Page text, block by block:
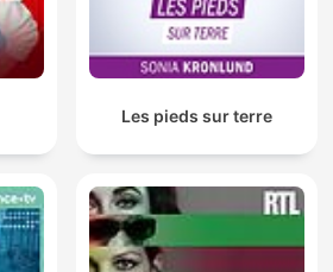
Les pieds sur terre